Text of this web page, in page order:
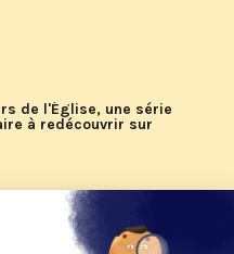
de l'Église, une série
à redécouvrir sur
d'été 2026 de KTO